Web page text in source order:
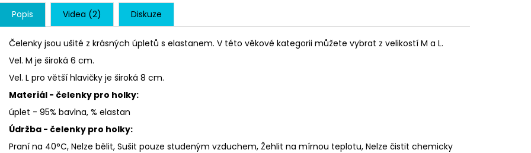
Popis Videa (2) Diskuze
Čelenky jsou ušité z krásných úpletů s elastanem. V této věkové kategorii můžete vybrat z velikostí M a L.
Vel. M je široká 6 cm.
Vel. L pro větší hlavičky je široká 8 cm.
Materiál - čelenky pro holky:
úplet - 95% bavlna, % elastan
Údržba - čelenky pro holky:
Praní na 40°C, Nelze bělit, Sušit pouze studeným vzduchem, Žehlit na mírnou teplotu, Nelze čistit chemicky